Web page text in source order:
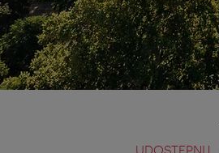
UDOSTĘPNIJ